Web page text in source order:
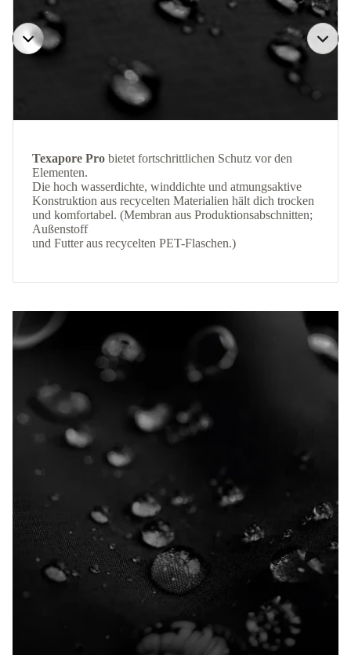
Texapore Pro bietet fortschrittlichen Schutz vor den
Elementen.
Die hoch wasserdichte, winddichte und atmungsaktive
Konstruktion aus recycelten Materialien hält dich trocken
und komfortabel. (Membran aus Produktionsabschnitten;
Außenstoff
und Futter aus recycelten PET-Flaschen.)